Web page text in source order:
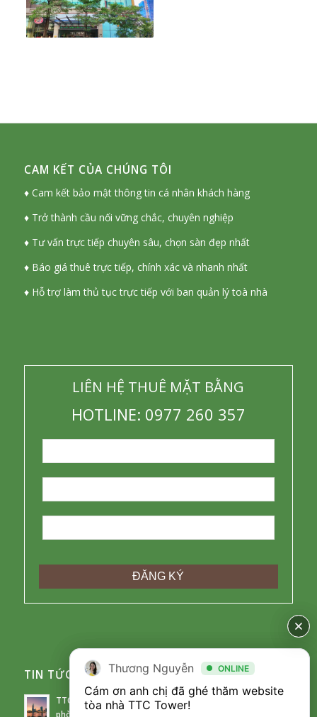
CAM KẾT CỦA CHÚNG TÔI
♦ Cam kết bảo mật thông tin cá nhân khách hàng
♦ Trở thành cầu nối vững chắc, chuyên nghiệp
♦ Tư vấn trực tiếp chuyên sâu, chọn sàn đẹp nhất
♦ Báo giá thuê trực tiếp, chính xác và nhanh nhất
♦ Hỗ trợ làm thủ tục trực tiếp với ban quản lý toà nhà
LIÊN HỆ THUÊ MẶT BẰNG
HOTLINE: 0977 260 357
TIN TỨC CHO THUÊ
TTC Tower – Điểm sáng trên thị trường cho thuê văn
phòng đầy thách thức
Thương Nguyễn ONLINE
Cám ơn anh chị đã ghé thăm website
tòa nhà TTC Tower!
Thương Nguyễn ONLINE
Cám ơn anh chị đã ghé thăm website
tòa nhà TTC Tower!